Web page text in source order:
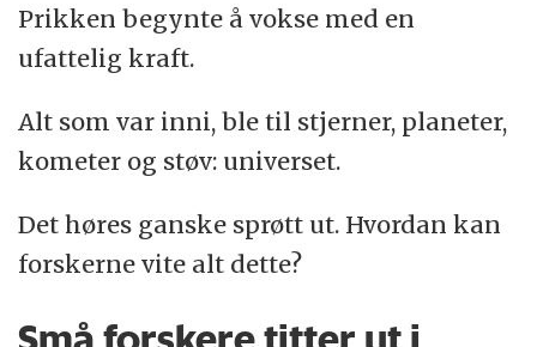
Det finnes milliarder av andre galakser i
Kilde:
Norsk romsenter
Prikken begynte å vokse med en
ufattelig kraft.
Alt som var inni, ble til stjerner, planeter,
kometer og støv: universet.
Det høres ganske sprøtt ut. Hvordan kan
forskerne vite alt dette?